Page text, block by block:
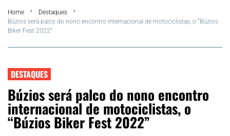
FLA Araru 2026
Araruama
Região dos Lagos
Agenda Cultural
Colunistas
Home
Destaques
Búzios será palco do nono encontro internacional de motociclistas, o “Búzios
Biker Fest 2022”
DESTAQUES
Búzios será palco do nono encontro
internacional de motociclistas, o
“Búzios Biker Fest 2022”